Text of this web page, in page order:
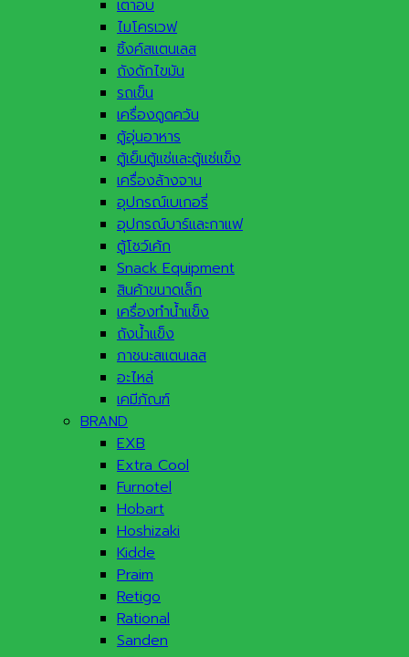
เตาอบ
ไมโครเวฟ
ซิ้งค์สแตนเลส
ถังดักไขมัน
รถเข็น
เครื่องดูดควัน
ตู้อุ่นอาหาร
ตู้เย็นตู้แช่และตู้แช่แข็ง
เครื่องล้างจาน
อุปกรณ์เบเกอรี่
อุปกรณ์บาร์และกาแฟ
ตู้โชว์เค้ก
Snack Equipment
สินค้าขนาดเล็ก
เครื่องทำน้ำแข็ง
ถังน้ำแข็ง
ภาชนะสแตนเลส
อะไหล่
เคมีภัณฑ์
BRAND
EXB
Extra Cool
Furnotel
Hobart
Hoshizaki
Kidde
Praim
Retigo
Rational
Sanden